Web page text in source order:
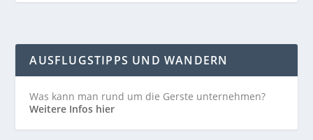
AUSFLUGSTIPPS UND WANDERN
Was kann man rund um die Gerste unternehmen?
Weitere Infos hier